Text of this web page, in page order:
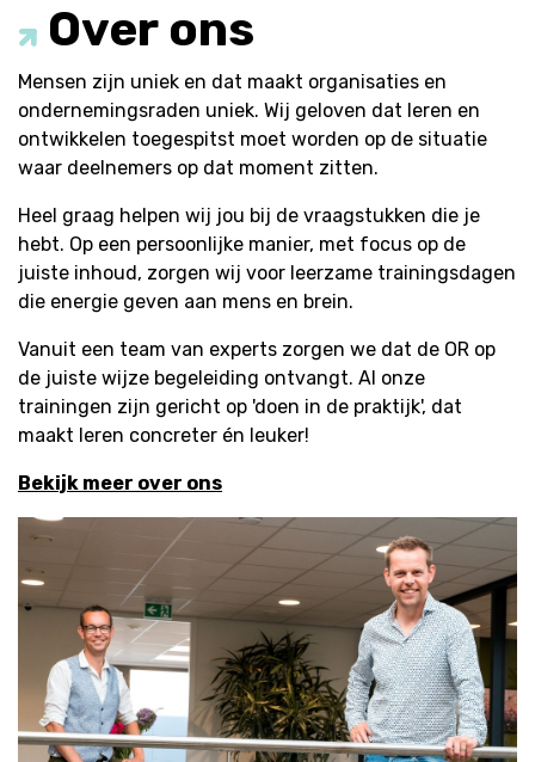
Over ons
Mensen zijn uniek en dat maakt organisaties en
ondernemingsraden uniek. Wij geloven dat leren en
ontwikkelen toegespitst moet worden op de situatie
waar deelnemers op dat moment zitten.
Heel graag helpen wij jou bij de vraagstukken die je
hebt. Op een persoonlijke manier, met focus op de
juiste inhoud, zorgen wij voor leerzame trainingsdagen
die energie geven aan mens en brein.
Vanuit een team van experts zorgen we dat de OR op
de juiste wijze begeleiding ontvangt. Al onze
trainingen zijn gericht op 'doen in de praktijk', dat
maakt leren concreter én leuker!
Bekijk meer over ons